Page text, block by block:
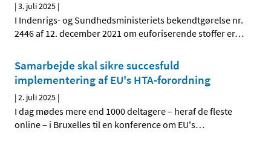
|3. juli 2025 |
I Indenrigs- og Sundhedsministeriets bekendtgørelse nr.
2446 af 12. december 2021 om euforiserende stoffer er…
Samarbejde skal sikre succesfuld
implementering af EU's HTA-forordning
|2. juli 2025 |
I dag mødes mere end 1000 deltagere – heraf de fleste
online – i Bruxelles til en konference om EU's…